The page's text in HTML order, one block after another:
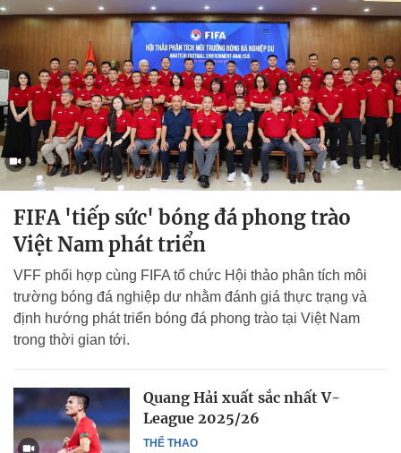
FIFA 'tiếp sức' bóng đá phong trào
Việt Nam phát triển
VFF phối hợp cùng FIFA tổ chức Hội thảo phân tích môi
trường bóng đá nghiệp dư nhằm đánh giá thực trạng và
định hướng phát triển bóng đá phong trào tại Việt Nam
trong thời gian tới.
THỂ THAO
Quang Hải xuất sắc nhất V-
League 2025/26